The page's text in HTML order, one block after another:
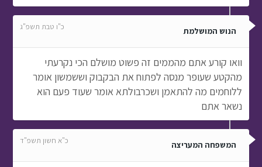
הנוש המושלמת כ"ו טבת תשפ"ג
וואו קורע אתם מהממים זה פשוט מושלם הכי נקרעתי
מהקטע שעופר מנסה לפתוח את הבקבוק וששמשון אומר
ללוחמים מה להתאמן ושכרבולתא אומר שעוד פעם הוא
נשאר אתם
המשפחה המעריצה כ"א חשון תשפ"ד